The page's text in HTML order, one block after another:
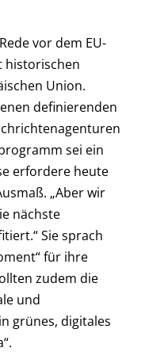
vor dem EU-
historischen
Union.
definierenden
sei ein
erfordere heute
„Aber wir
nächste
Sie sprach
für ihre
zudem die
und
grünes, digitales